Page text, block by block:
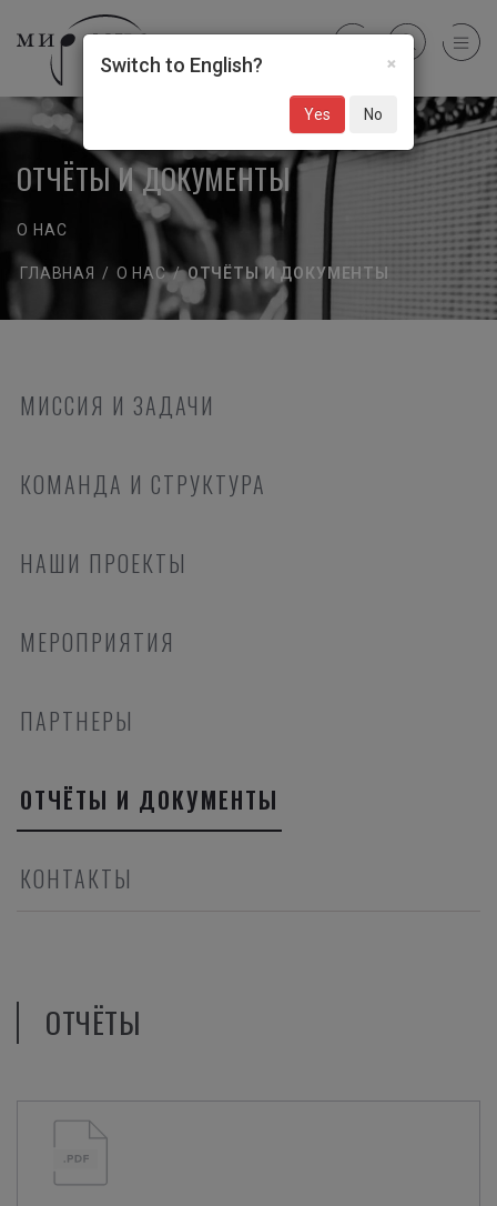
ОТЧЁТЫ И ДОКУМЕНТЫ
О НАС
ГЛАВНАЯ / О НАС / ОТЧЁТЫ И ДОКУМЕНТЫ
МИССИЯ И ЗАДАЧИ
КОМАНДА И СТРУКТУРА
НАШИ ПРОЕКТЫ
МЕРОПРИЯТИЯ
ПАРТНЕРЫ
ОТЧЁТЫ И ДОКУМЕНТЫ
КОНТАКТЫ
ОТЧЁТЫ
×
Switch to English?
Yes No